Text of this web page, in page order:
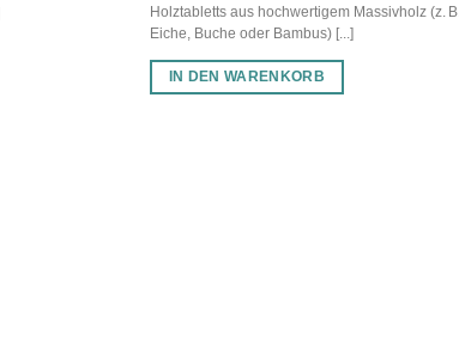
Holztabletts aus hochwertigem Massivholz (z. B.
Eiche, Buche oder Bambus) [...]
IN DEN WARENKORB